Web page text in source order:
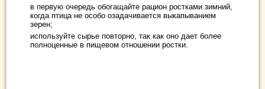
в первую очередь обогащайте рацион ростками зимний,
когда птица не особо озадачивается выкапыванием
зерен;
используйте сырье повторно, так как оно дает более
полноценные в пищевом отношении ростки.